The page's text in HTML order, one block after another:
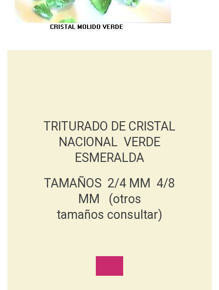
TRITURADO DE CRISTAL
NACIONAL VERDE
ESMERALDA
TAMAÑOS 2/4 MM 4/8
MM (otros
tamaños consultar)